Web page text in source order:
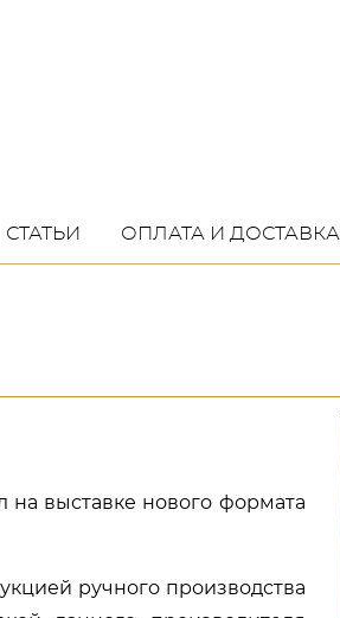
СТАТЬИ ОПЛАТА И ДОСТАВКА
на выставке нового формата
ручного производства